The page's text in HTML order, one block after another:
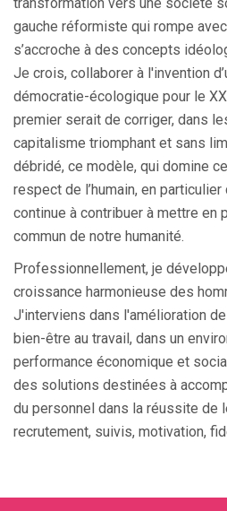
gauche réformiste qui rompe
s’accroche à des concepts
Je crois, collaborer à l'invention
démocratie-écologique pour le
premier serait de corriger, dans
capitalisme triomphant et sans
débridé, ce modèle, qui domine
respect de l’humain, en
continue à contribuer à mettre en
commun de notre humanité.
Professionnellement, je
croissance harmonieuse des
J'interviens dans l'amélioration
bien-être au travail, dans un
performance économique et
des solutions destinées à
du personnel dans la réussite de
recrutement, suivis, motivation,